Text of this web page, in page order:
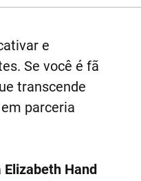
e
Se você é fã
transcende
em parceria
Elizabeth Hand